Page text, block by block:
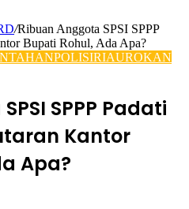
/Ribuan Anggota SPSI SPPP
Bupati Rohul, Ada Apa?
POLISIRIAUROKAN
SPPP Padati
Kantor
Apa?